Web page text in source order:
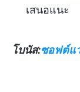
เสนอแนะ
โบนัส:ซอฟต์แ